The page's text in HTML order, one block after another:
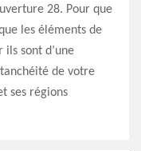
28. Pour que
les éléments de
sont d’une
de votre
ses régions